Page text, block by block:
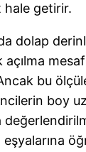
hale getirir.
dolap
açılma
bu
boy